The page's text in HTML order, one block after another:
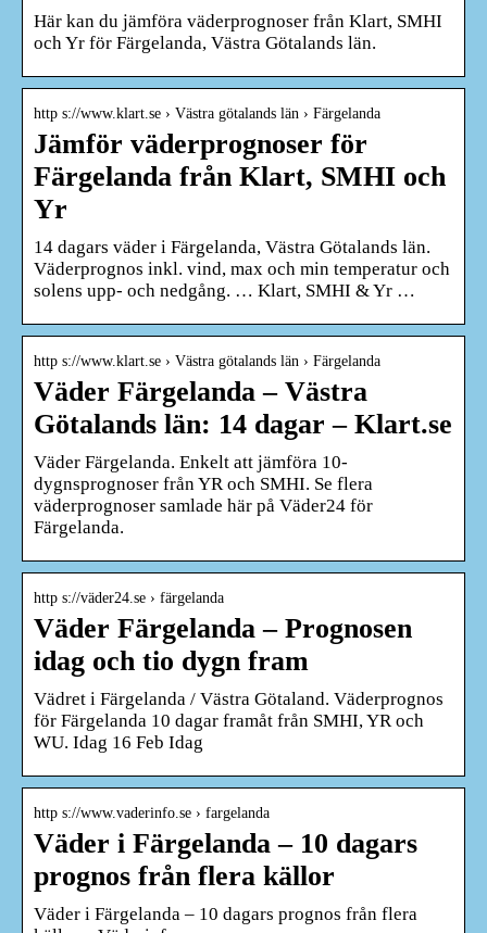
Här kan du jämföra väderprognoser från Klart, SMHI
och Yr för Färgelanda, Västra Götalands län.
http s://www.klart.se › Västra götalands län › Färgelanda
Jämför väderprognoser för
Färgelanda från Klart, SMHI och
Yr
14 dagars väder i Färgelanda, Västra Götalands län.
Väderprognos inkl. vind, max och min temperatur och
solens upp- och nedgång. … Klart, SMHI & Yr …
http s://www.klart.se › Västra götalands län › Färgelanda
Väder Färgelanda – Västra
Götalands län: 14 dagar – Klart.se
Väder Färgelanda. Enkelt att jämföra 10-
dygnsprognoser från YR och SMHI. Se flera
väderprognoser samlade här på Väder24 för
Färgelanda.
http s://väder24.se › färgelanda
Väder Färgelanda – Prognosen
idag och tio dygn fram
Vädret i Färgelanda / Västra Götaland. Väderprognos
för Färgelanda 10 dagar framåt från SMHI, YR och
WU. Idag 16 Feb Idag
http s://www.vaderinfo.se › fargelanda
Väder i Färgelanda – 10 dagars
prognos från flera källor
Väder i Färgelanda – 10 dagars prognos från flera